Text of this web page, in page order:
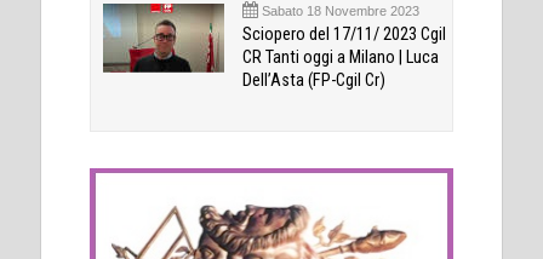
Sabato 18 Novembre 2023
Sciopero del 17/11/ 2023 Cgil
CR Tanti oggi a Milano | Luca
Dell’Asta (FP-Cgil Cr)